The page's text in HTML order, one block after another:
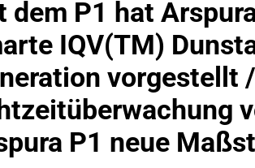
Fahrzeug
7. August 2026
Einen
6. August 2026
Fundtier
dem P1 hat
IQV(TM)
vorgestellt
P1 neue